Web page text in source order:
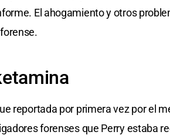
El ahogamiento y otros
reportada por primera vez por el
forenses que Perry estaba